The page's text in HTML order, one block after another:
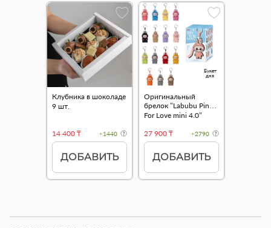
Клубника в шоколаде
9 шт.
14 400 ₸ +1440
ДОБАВИТЬ
Букет
дня
Оригинальный
брелок "Labubu Pin
For Love mini 4.0"
27 900 ₸
+2790
ДОБАВИТЬ